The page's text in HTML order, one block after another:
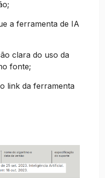
a ferramenta de IA
clara do uso da
fonte;
link da ferramenta